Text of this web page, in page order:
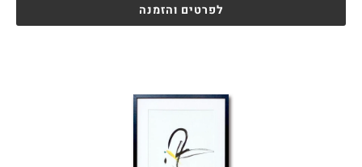
לפרטים והזמנה